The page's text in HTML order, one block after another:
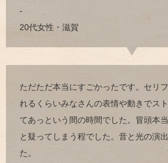
-
20代女性・滋賀
ただただ本当にすごかったです。セリ
れるくらいみなさんの表情や動きでス
てあっという間の時間でした。冒頭本
と疑ってしまう程でした。音と光の演
た。